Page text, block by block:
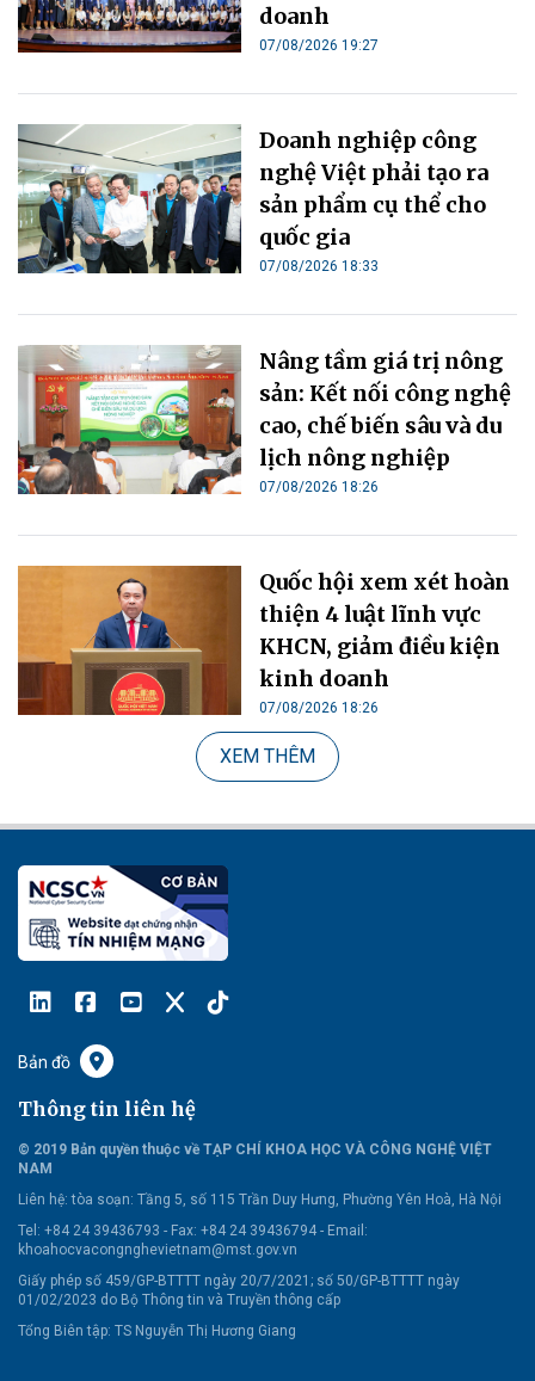
doanh
07/08/2026 19:27
Doanh nghiệp công
nghệ Việt phải tạo ra
sản phẩm cụ thể cho
quốc gia
07/08/2026 18:33
Nâng tầm giá trị nông
sản: Kết nối công nghệ
cao, chế biến sâu và du
lịch nông nghiệp
07/08/2026 18:26
Quốc hội xem xét hoàn
thiện 4 luật lĩnh vực
KHCN, giảm điều kiện
kinh doanh
07/08/2026 18:26
XEM THÊM
Bản đồ
Thông tin liên hệ
© 2019 Bản quyền thuộc về TẠP CHÍ KHOA HỌC VÀ CÔNG NGHỆ VIỆT
NAM
Liên hệ: tòa soạn: Tầng 5, số 115 Trần Duy Hưng, Phường Yên Hoà, Hà Nội
Tel: +84 24 39436793 - Fax: +84 24 39436794 - Email:
khoahocvacongnghevietnam@mst.gov.vn
Giấy phép số 459/GP-BTTTT ngày 20/7/2021; số 50/GP-BTTTT ngày
01/02/2023 do Bộ Thông tin và Truyền thông cấp
Tổng Biên tập: TS Nguyễn Thị Hương Giang